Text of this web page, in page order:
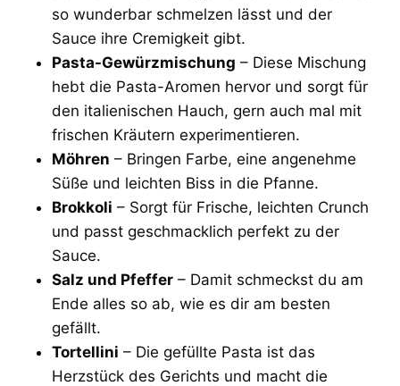
so wunderbar schmelzen lässt und der
Sauce ihre Cremigkeit gibt.
Pasta-Gewürzmischung – Diese Mischung
hebt die Pasta-Aromen hervor und sorgt für
den italienischen Hauch, gern auch mal mit
frischen Kräutern experimentieren.
Möhren – Bringen Farbe, eine angenehme
Süße und leichten Biss in die Pfanne.
Brokkoli – Sorgt für Frische, leichten Crunch
und passt geschmacklich perfekt zu der
Sauce.
Salz und Pfeffer – Damit schmeckst du am
Ende alles so ab, wie es dir am besten
gefällt.
Tortellini – Die gefüllte Pasta ist das
Herzstück des Gerichts und macht die